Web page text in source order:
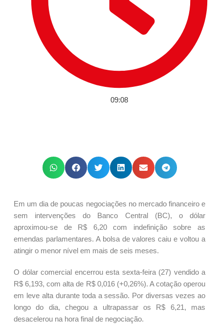
09:08
Em um dia de poucas negociações no mercado financeiro e
sem intervenções do Banco Central (BC), o dólar
aproximou-se de R$ 6,20 com indefinição sobre as
emendas parlamentares. A bolsa de valores caiu e voltou a
atingir o menor nível em mais de seis meses.
O dólar comercial encerrou esta sexta-feira (27) vendido a
R$ 6,193, com alta de R$ 0,016 (+0,26%). A cotação operou
em leve alta durante toda a sessão. Por diversas vezes ao
longo do dia, chegou a ultrapassar os R$ 6,21, mas
desacelerou na hora final de negociação.